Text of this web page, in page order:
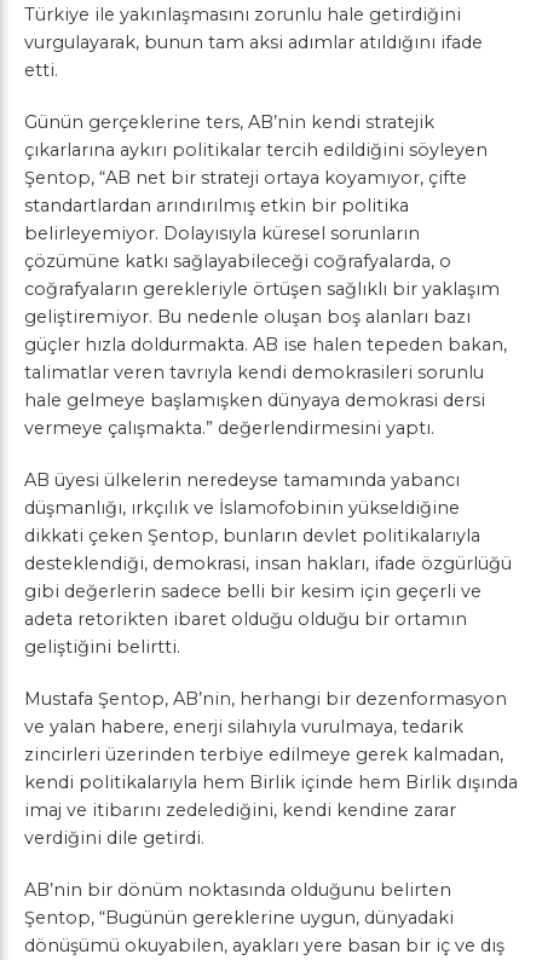
Türkiye ile yakınlaşmasını zorunlu hale getirdiğini
vurgulayarak, bunun tam aksi adımlar atıldığını ifade
etti.
Günün gerçeklerine ters, AB’nin kendi stratejik
çıkarlarına aykırı politikalar tercih edildiğini söyleyen
Şentop, “AB net bir strateji ortaya koyamıyor, çifte
standartlardan arındırılmış etkin bir politika
belirleyemiyor. Dolayısıyla küresel sorunların
çözümüne katkı sağlayabileceği coğrafyalarda, o
coğrafyaların gerekleriyle örtüşen sağlıklı bir yaklaşım
geliştiremiyor. Bu nedenle oluşan boş alanları bazı
güçler hızla doldurmakta. AB ise halen tepeden bakan,
talimatlar veren tavrıyla kendi demokrasileri sorunlu
hale gelmeye başlamışken dünyaya demokrasi dersi
vermeye çalışmakta.” değerlendirmesini yaptı.
AB üyesi ülkelerin neredeyse tamamında yabancı
düşmanlığı, ırkçılık ve İslamofobinin yükseldiğine
dikkati çeken Şentop, bunların devlet politikalarıyla
desteklendiği, demokrasi, insan hakları, ifade özgürlüğü
gibi değerlerin sadece belli bir kesim için geçerli ve
adeta retorikten ibaret olduğu olduğu bir ortamın
geliştiğini belirtti.
Mustafa Şentop, AB’nin, herhangi bir dezenformasyon
ve yalan habere, enerji silahıyla vurulmaya, tedarik
zincirleri üzerinden terbiye edilmeye gerek kalmadan,
kendi politikalarıyla hem Birlik içinde hem Birlik dışında
imaj ve itibarını zedelediğini, kendi kendine zarar
verdiğini dile getirdi.
AB’nin bir dönüm noktasında olduğunu belirten
Şentop, “Bugünün gereklerine uygun, dünyadaki
dönüşümü okuyabilen, ayakları yere basan bir iç ve dış